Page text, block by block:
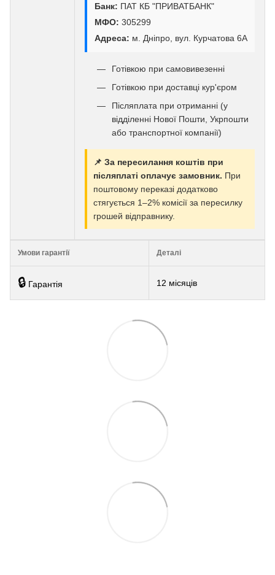
Банк: ПАТ КБ "ПРИВАТБАНК"
МФО: 305299
Адреса: м. Дніпро, вул. Курчатова 6А
Готівкою при самовивезенні
Готівкою при доставці кур'єром
Післяплата при отриманні (у
відділенні Нової Пошти, Укрпошти
або транспортної компанії)
📌 За пересилання коштів при
післяплаті оплачує замовник. При
поштовому переказі додатково
стягується 1–2% комісії за пересилку
грошей відправнику.
Умови гарантії Деталі
🔒 Гарантія 12 місяців